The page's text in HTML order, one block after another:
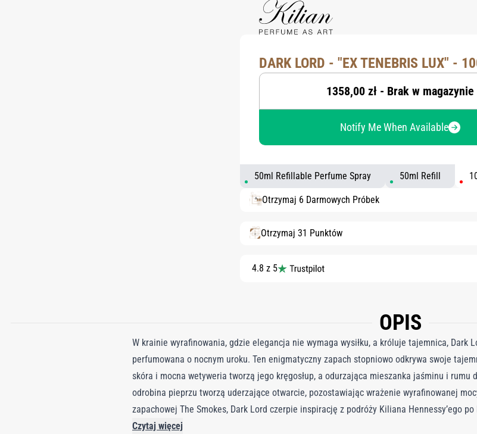
DARK LORD - "EX TENEBRIS LUX" -
1358,00 zł - Brak w magazynie
Notify Me When Available
50ml Refillable Perfume Spray 50ml Refill
Otrzymaj 6 Darmowych Próbek
Otrzymaj 31 Punktów
4.8 z 5
OPIS
W krainie wyrafinowania, gdzie elegancja nie wymaga wysiłku, a króluje tajemnica, Dark
perfumowana o nocnym uroku. Ten enigmatyczny zapach stopniowo odkrywa swoje
skóra i mocna wetyweria tworzą jego kręgosłup, a odurzająca mieszanka jaśminu i
odrobina pieprzu tworzą uderzające otwarcie, pozostawiając wrażenie wyrafinowanej
zapachowej The Smokes, Dark Lord czerpie inspirację z podróży Kiliana Hennessy’ego
esencje drzewne splatają się w celebracji tradycji i innowacji. Zapach transformacji,
Czytaj więcej